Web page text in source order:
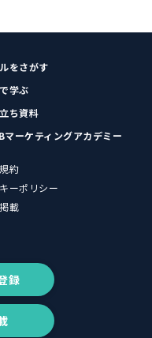
をさがす
学ぶ
ち資料
ーケティングアカデミー
約
ーポリシー
載
録